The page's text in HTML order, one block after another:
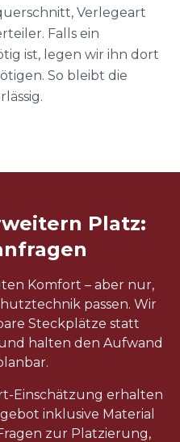
Verlegeart
Falls ein
ist, legen wir ihn dort
So bleibt die
Platz:
Komfort – aber nur,
passen. Wir
Steckplätze statt
halten den Aufwand
Einschätzung erhalten
inklusive Material
zur Platzierung,